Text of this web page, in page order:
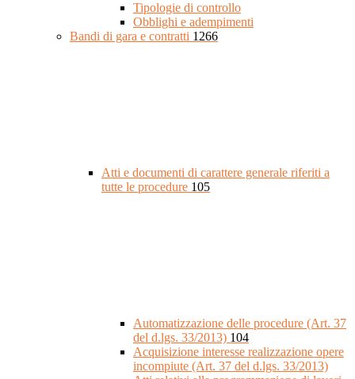
Tipologie di controllo
Obblighi e adempimenti
Bandi di gara e contratti 1266
Atti e documenti di carattere generale riferiti a
tutte le procedure 105
Automatizzazione delle procedure (Art. 37
del d.lgs. 33/2013) 104
Acquisizione interesse realizzazione opere
incompiute (Art. 37 del d.lgs. 33/2013)